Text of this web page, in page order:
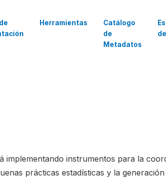
Herramientas
Catálogo
de
Metadatos
instrumentos para la
prácticas estadísticas y la